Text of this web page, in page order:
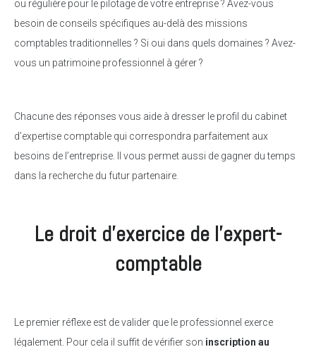
ou régulière pour le pilotage de votre entreprise ? Avez-vous
besoin de conseils spécifiques au-delà des missions
comptables traditionnelles ? Si oui dans quels domaines ? Avez-
vous un patrimoine professionnel à gérer ?
Chacune des réponses vous aide à dresser le profil du cabinet
d’expertise comptable qui correspondra parfaitement aux
besoins de l’entreprise. Il vous permet aussi de gagner du temps
dans la recherche du futur partenaire.
Le droit d’exercice de l’expert-
comptable
Le premier réflexe est de valider que le professionnel exerce
légalement. Pour cela il suffit de vérifier son inscription au